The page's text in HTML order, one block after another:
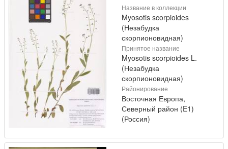
Название в коллекции
Myosotis scorpioides
(Незабудка
скорпионовидная)
Принятое название
Myosotis scorpioides L.
(Незабудка
скорпионовидная)
Районирование
Восточная Европа,
Северный район (E1)
(Россия)